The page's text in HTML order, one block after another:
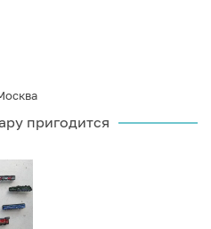
пригодится